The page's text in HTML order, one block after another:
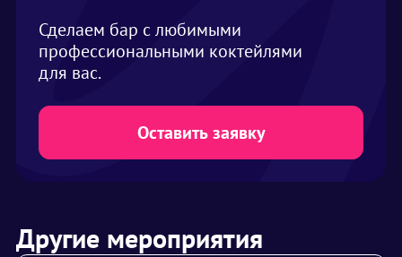
Сделаем бар с любимыми
профессиональными коктейлями
для вас.
Оставить заявку
Другие мероприятия